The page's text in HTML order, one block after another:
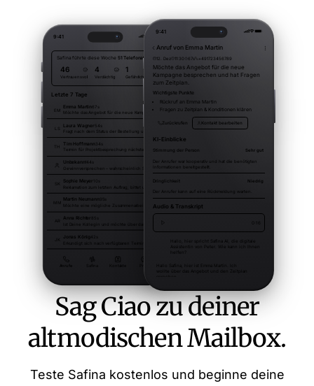
Sag Ciao zu deiner
altmodischen Mailbox.
Teste Safina kostenlos und beginne deine